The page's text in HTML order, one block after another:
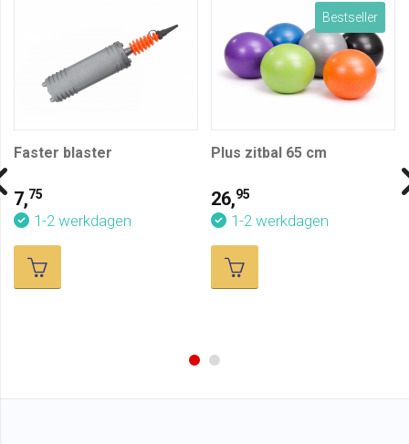
mondstukken. Dankzij de verschillende opzetstukken is
de pomp geschikt voor uiteenlopende ventielen en
toepassingen.
Faster blaster
7,75
1-2 werkdagen
Bestseller
Plus zitbal 65 cm
26,95
1-2 werkdagen